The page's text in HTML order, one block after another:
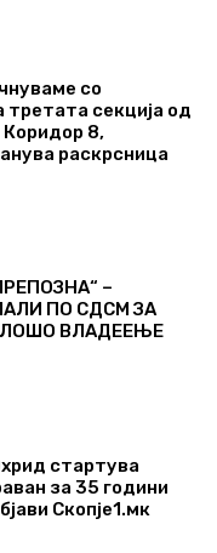
со
третата секција од
8,
раскрсница
–
ПО СДСМ ЗА
ВЛАДЕЕЊЕ
стартува
за 35 години
Скопје1.мк